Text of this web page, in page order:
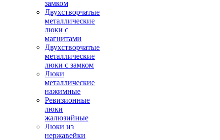
замком
Двухстворчатые
металлические
люки с
магнитами
Двухстворчатые
металлические
люки с замком
Люки
металлические
нажимные
Ревизионные
люки
жалюзийные
Люки из
нержавейки